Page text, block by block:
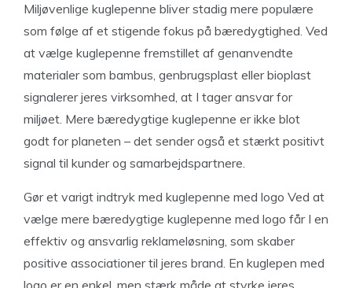
Miljøvenlige kuglepenne bliver stadig mere populære
som følge af et stigende fokus på bæredygtighed. Ved
at vælge kuglepenne fremstillet af genanvendte
materialer som bambus, genbrugsplast eller bioplast
signalerer jeres virksomhed, at I tager ansvar for
miljøet. Mere bæredygtige kuglepenne er ikke blot
godt for planeten – det sender også et stærkt positivt
signal til kunder og samarbejdspartnere.
Gør et varigt indtryk med kuglepenne med logo Ved at
vælge mere bæredygtige kuglepenne med logo får I en
effektiv og ansvarlig reklameløsning, som skaber
positive associationer til jeres brand. En kuglepen med
logo er en enkel, men stærk måde at styrke jeres